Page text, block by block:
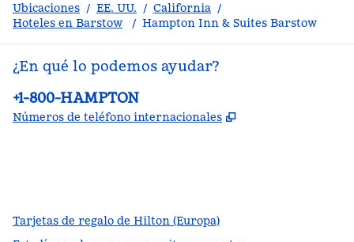
Ubicaciones / EE. UU. / California /
Hoteles en Barstow
/ Hampton Inn & Suites Barstow
¿En qué lo podemos ayudar?
Teléfono:
+1-800-HAMPTON
Números de teléfono internacionales ,
Tarjetas de regalo de Hilton (Europa)